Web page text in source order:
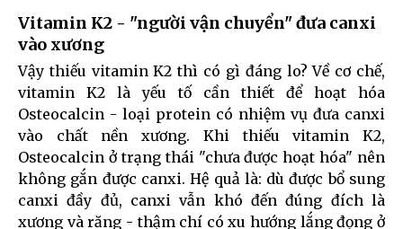
Vitamin K2 - "người vận chuyển" đưa canxi
vào xương
Vậy thiếu vitamin K2 thì có gì đáng lo? Về cơ chế,
vitamin K2 là yếu tố cần thiết để hoạt hóa
Osteocalcin - loại protein có nhiệm vụ đưa canxi
vào chất nền xương. Khi thiếu vitamin K2,
Osteocalcin ở trạng thái "chưa được hoạt hóa" nên
không gắn được canxi. Hệ quả là: dù được bổ sung
canxi đầy đủ, canxi vẫn khó đến đúng đích là
xương và răng - thậm chí có xu hướng lắng đọng ở